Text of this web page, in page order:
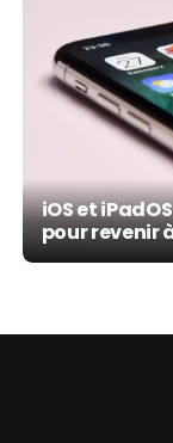
iOS et
pour revenir